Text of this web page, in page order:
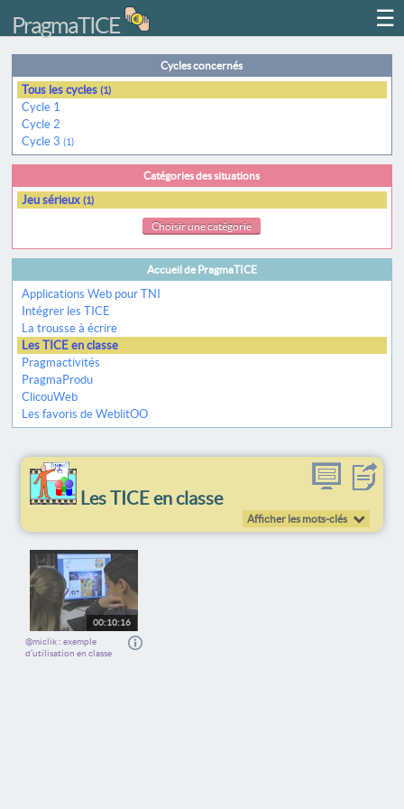
PragmaTICE
Cycles concernés
Tous les cycles(1)
Cycle 1
Cycle 2
Cycle 3(1)
Catégories des situations
Jeu sérieux(1)
Choisir une catégorie
Accueil de PragmaTICE
Applications Web pour TNI
Intégrer les TICE
La trousse à écrire
Les TICE en classe
Pragmactivités
PragmaProdu
ClicouWeb
Les favoris de WeblitOO
Les TICE en classe
Afficher les mots-clés
00:10:16
@miclik : exemple
d’utilisation en classe
☰